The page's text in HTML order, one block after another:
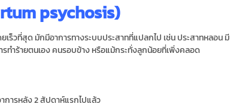
psychosis)
ร็วที่สุด มักมีอาการทางระบบประสาทที่แปลกไป เช่น ประสาทหลอน มี
ำร้ายตนเอง คนรอบข้าง หรือแม้กระทั่งลูกน้อยที่เพิ่งคลอด
การหลัง 2 สัปดาห์แรกไปแล้ว